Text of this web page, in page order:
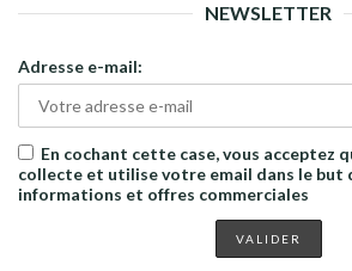
NEWSLETTER
Adresse e-mail:
En cochant cette case, vous acceptez
collecte et utilise votre email dans le but
informations et offres commerciales